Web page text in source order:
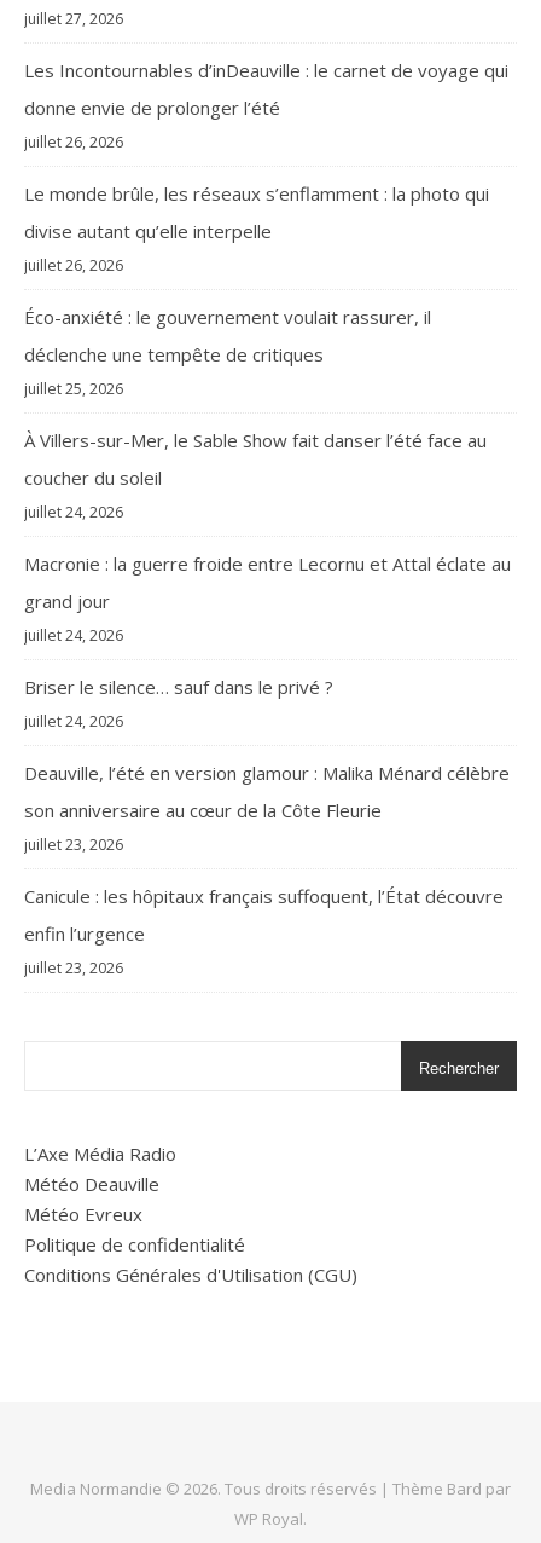
juillet 27, 2026
Les Incontournables d’inDeauville : le carnet de voyage qui
donne envie de prolonger l’été
juillet 26, 2026
Le monde brûle, les réseaux s’enflamment : la photo qui
divise autant qu’elle interpelle
juillet 26, 2026
Éco-anxiété : le gouvernement voulait rassurer, il
déclenche une tempête de critiques
juillet 25, 2026
À Villers-sur-Mer, le Sable Show fait danser l’été face au
coucher du soleil
juillet 24, 2026
Macronie : la guerre froide entre Lecornu et Attal éclate au
grand jour
juillet 24, 2026
Briser le silence… sauf dans le privé ?
juillet 24, 2026
Deauville, l’été en version glamour : Malika Ménard célèbre
son anniversaire au cœur de la Côte Fleurie
juillet 23, 2026
Canicule : les hôpitaux français suffoquent, l’État découvre
enfin l’urgence
juillet 23, 2026
Rechercher
L’Axe Média Radio
Météo Deauville
Météo Evreux
Politique de confidentialité
Conditions Générales d'Utilisation (CGU)
Media Normandie © 2026. Tous droits réservés | Thème Bard par
WP Royal.